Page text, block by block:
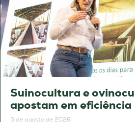
Suinocultura e
apostam em eficiência
5 de agosto de 2026